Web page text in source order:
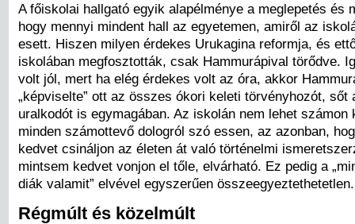
A főiskolai hallgató egyik alapélménye a meglepetés és
hogy mennyi mindent hall az egyetemen, amiről az
esett. Hiszen milyen érdekes Urukagina reformja, és
iskolában megfosztották, csak Hammurápival törődve.
volt jól, mert ha elég érdekes volt az óra, akkor
„képviselte” ott az összes ókori keleti törvényhozót, sőt
uralkodót is egymagában. Az iskolán nem lehet számon
minden számottevő dologról szó essen, az azonban,
kedvet csináljon az életen át való történelmi
mintsem kedvet vonjon el tőle, elvárható. Ez pedig a
diák valamit” elvével egyszerűen összeegyeztethetetlen.
Régmúlt és közelmúlt